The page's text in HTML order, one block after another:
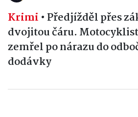
Krimi • Předjížděl přes
dvojitou čáru.
zemřel po nárazu do
dodávky